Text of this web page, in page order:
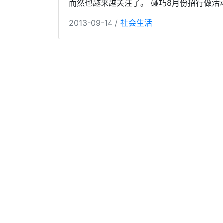
而然也越来越关注了。 碰巧8月份招行做活
2013-09-14 / 社会生活